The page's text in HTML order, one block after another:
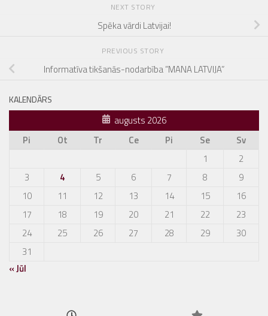
NEXT STORY
Spēka vārdi Latvijai!
PREVIOUS STORY
Informatīva tikšanās-nodarbība ”MANA LATVIJA”
KALENDĀRS
augusts 2026
Pi
Ot Tr Ce Pi Se
Sv
1
2
3
4 5 6 7 8
9
10
11 12 13 14 15
16
17
18 19 20 21 22
23
24
25 26 27 28 29
30
31
« Jūl